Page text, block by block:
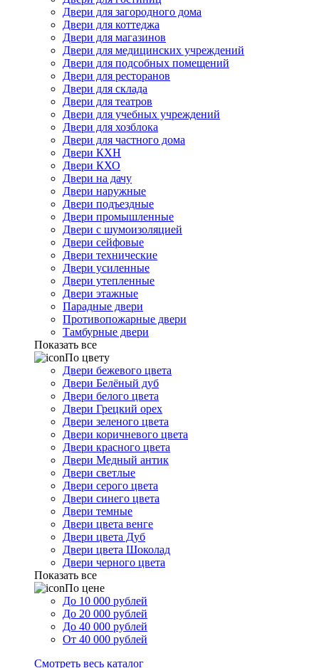
Двери для загородного дома
Двери для коттеджа
Двери для магазинов
Двери для медицинских учреждений
Двери для подсобных помещений
Двери для ресторанов
Двери для склада
Двери для театров
Двери для учебных учреждений
Двери для хозблока
Двери для частного дома
Двери КХН
Двери КХО
Двери на дачу
Двери наружные
Двери подъездные
Двери промышленные
Двери с шумоизоляцией
Двери сейфовые
Двери технические
Двери усиленные
Двери утепленные
Двери этажные
Парадные двери
Противопожарные двери
Тамбурные двери
Показать все
По цвету
Двери бежевого цвета
Двери Белёный дуб
Двери белого цвета
Двери Грецкий орех
Двери зеленого цвета
Двери коричневого цвета
Двери красного цвета
Двери Медный антик
Двери светлые
Двери серого цвета
Двери синего цвета
Двери темные
Двери цвета венге
Двери цвета Дуб
Двери цвета Шоколад
Двери черного цвета
Показать все
По цене
До 10 000 рублей
До 20 000 рублей
До 40 000 рублей
От 40 000 рублей
Смотреть весь каталог